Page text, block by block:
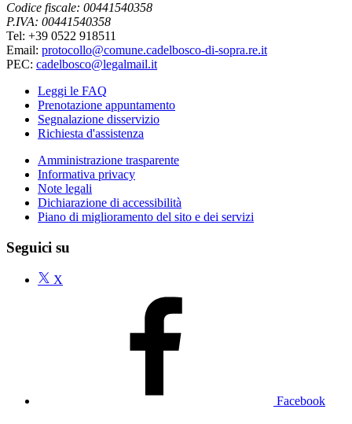
Codice fiscale: 00441540358
P.IVA: 00441540358
Tel: +39 0522 918511
Email: protocollo@comune.cadelbosco-di-sopra.re.it
PEC: cadelbosco@legalmail.it
Leggi le FAQ
Prenotazione appuntamento
Segnalazione disservizio
Richiesta d'assistenza
Amministrazione trasparente
Informativa privacy
Note legali
Dichiarazione di accessibilità
Piano di miglioramento del sito e dei servizi
Seguici su
X
Facebook